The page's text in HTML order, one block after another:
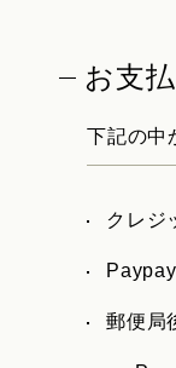
お支
下記の中
クレジ
Paypay
郵便局